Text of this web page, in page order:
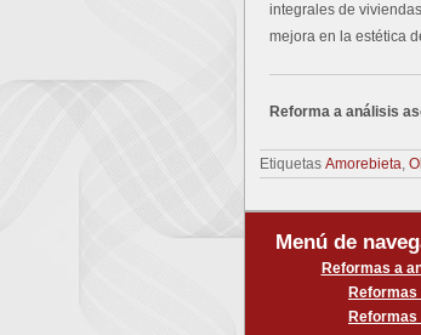
integrales de
mejora en la estética
Reforma a análisis
Etiquetas Amorebieta
Menú de
Reformas a
Reformas
Reformas